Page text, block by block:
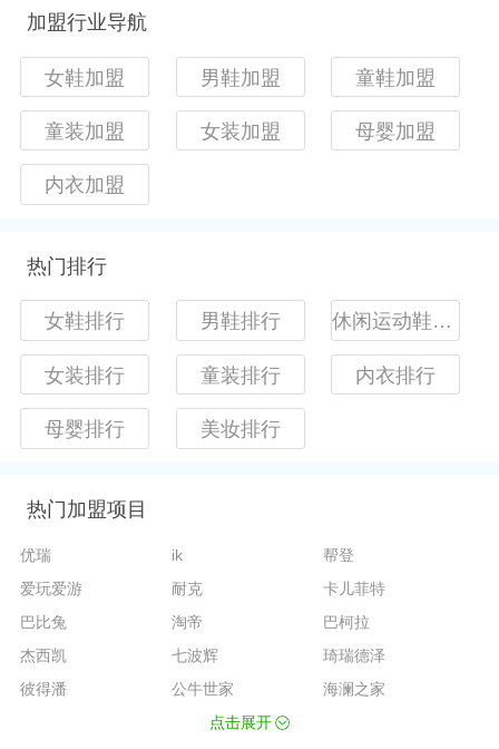
加盟行业导航
女鞋加盟 男鞋加盟 童鞋加盟
童装加盟 女装加盟 母婴加盟
内衣加盟
热门排行
女鞋排行 男鞋排行 休闲运动鞋排行
女装排行 童装排行 内衣排行
母婴排行 美妆排行
热门加盟项目
优瑞 ik
帮登
爱玩爱游
耐克
卡儿菲特
巴比兔
淘帝
巴柯拉
杰西凯
七波辉
琦瑞德泽
彼得潘
公牛世家
海澜之家
点击展开